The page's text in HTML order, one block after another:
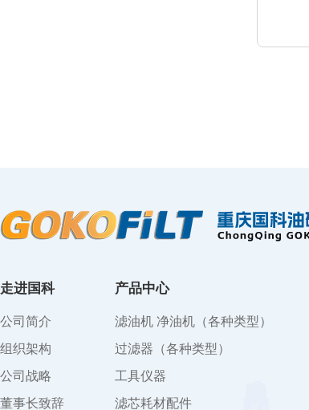
走进国科
公司简介
组织架构
公司战略
董事长致辞
产品中心
滤油机 净油机（各种类型）
过滤器（各种类型）
工具仪器
滤芯耗材配件